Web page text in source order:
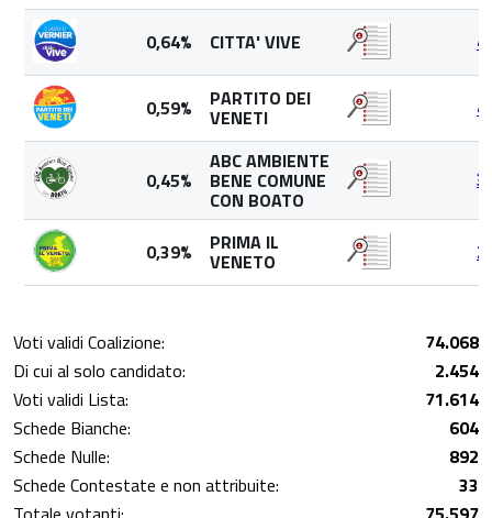
0,64% CITTA' VIVE
0,59% PARTITO DEI
VENETI
0,45%
ABC AMBIENTE
BENE COMUNE
CON BOATO
0,39% PRIMA IL
VENETO
Voti validi Coalizione:
74.068
Di cui al solo candidato:
2.454
Voti validi Lista:
71.614
Schede Bianche:
604
Schede Nulle:
892
Schede Contestate e non attribuite:
33